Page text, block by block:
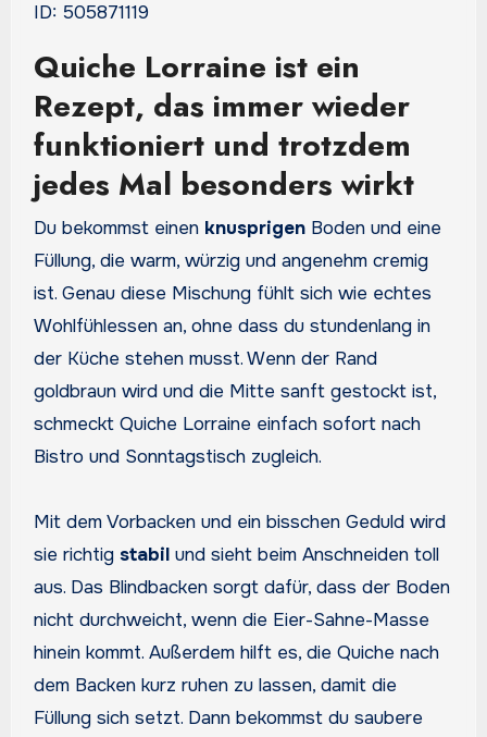
ID: 505871119
Quiche Lorraine ist ein
Rezept, das immer wieder
funktioniert und trotzdem
jedes Mal besonders wirkt
Du bekommst einen knusprigenBoden und eine
Füllung, die warm, würzig und angenehm cremig
ist. Genau diese Mischung fühlt sich wie echtes
Wohlfühlessen an, ohne dass du stundenlang in
der Küche stehen musst. Wenn der Rand
goldbraun wird und die Mitte sanft gestockt ist,
schmeckt Quiche Lorraine einfach sofort nach
Bistro und Sonntagstisch zugleich.
Mit dem Vorbacken und ein bisschen Geduld wird
sie richtig stabilund sieht beim Anschneiden toll
aus. Das Blindbacken sorgt dafür, dass der Boden
nicht durchweicht, wenn die Eier-Sahne-Masse
hinein kommt. Außerdem hilft es, die Quiche nach
dem Backen kurz ruhen zu lassen, damit die
Füllung sich setzt. Dann bekommst du saubere